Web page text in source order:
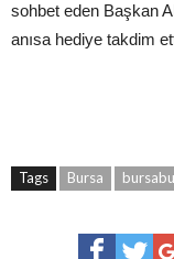
sohbet eden Başkan
anısa hediye takdim
Tags Bursa